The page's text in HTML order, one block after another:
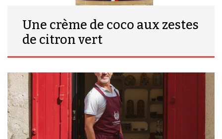
Une crème de coco aux zestes
de citron vert